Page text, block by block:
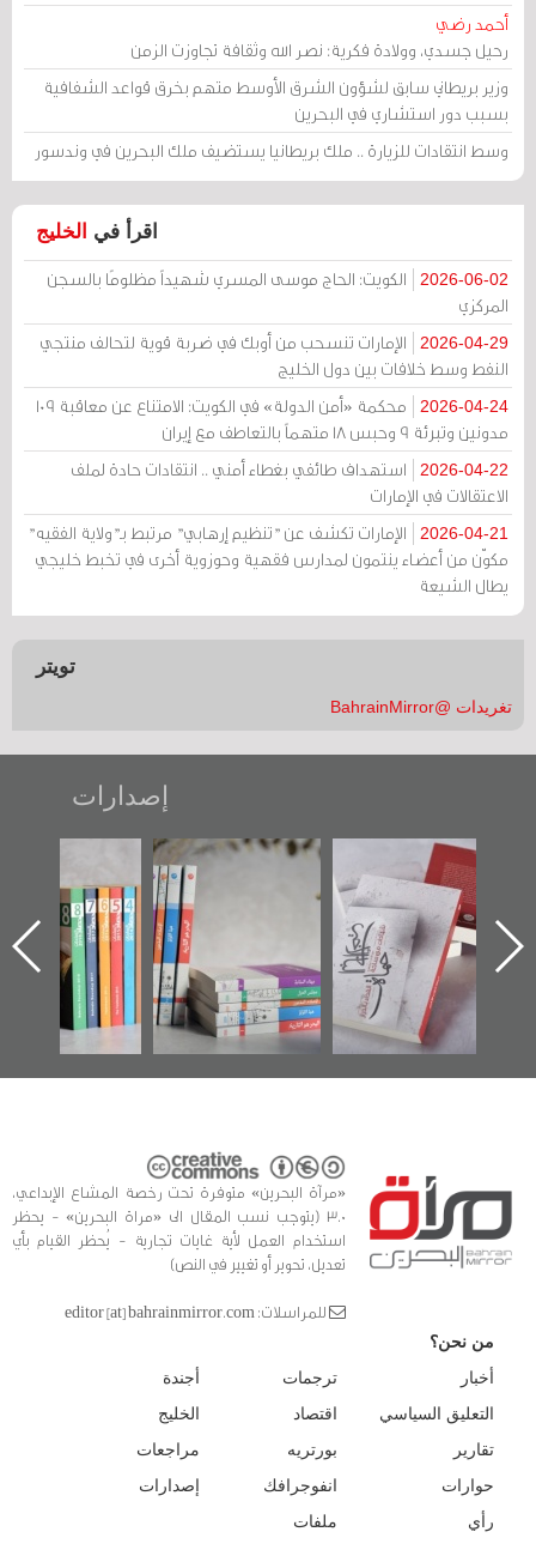
أحمد رضي
رحيل جسدي، وولادة فكرية: نصر الله وثقافة تجاوزت الزمن
وزير بريطاني سابق لشؤون الشرق الأوسط متهم بخرق قواعد الشفافية
بسبب دور استشاري في البحرين
وسط انتقادات للزيارة .. ملك بريطانيا يستضيف ملك البحرين في وندسور
اقرأ في الخليج
2026-06-02
الكويت: الحاج موسى المسري شهيداً مظلومًا بالسجن
المركزي
2026-04-29
الإمارات تنسحب من أوبك في ضربة قوية لتحالف منتجي
النفط وسط خلافات بين دول الخليج
2026-04-24
محكمة «أمن الدولة» في الكويت: الامتناع عن معاقبة 109
مدونين وتبرئة 9 وحبس 18 متهماً بالتعاطف مع إيران
2026-04-22
استهداف طائفي بغطاء أمني .. انتقادات حادة لملف
الاعتقالات في الإمارات
2026-04-21
الإمارات تكشف عن "تنظيم إرهابي" مرتبط بـ"ولاية الفقيه"
مكوّن من أعضاء ينتمون لمدارس فقهية وحوزوية أخرى في تخبط خليجي
يطال الشيعة
تويتر
تغريدات @BahrainMirror
إصدارات
"حماة الباب الأخير":
الإصدار الأول عن
اعتصام الدراز
وأحداث ساحة
الفداء لمركز أوال
للدراسات والتوثيق
تصنيف موضوعي
للوثائق البريطانية
يقدمه «مركز أوال»
في سلسلة من 5
كتب
تصدر حصاد
الساحات 2019
«مرآة البحرين» متوفرة تحت رخصة المشاع الإبداعي،
3.0 (يتوجب نسب المقال الى «مراة البحرين» - يحظر
استخدام العمل لأية غايات تجارية - يُحظر القيام بأي
تعديل، تحوير أو تغيير في النص)
للمراسلات: editor [at] bahrainmirror.com
من نحن؟
أخبار
التعليق السياسي
تقارير
حوارات
رأي
ترجمات
اقتصاد
بورتريه
انفوجرافك
ملفات
أجندة
الخليج
مراجعات
إصدارات